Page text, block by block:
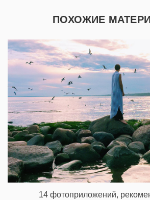
ПОХОЖИЕ
14 фотоприложений,